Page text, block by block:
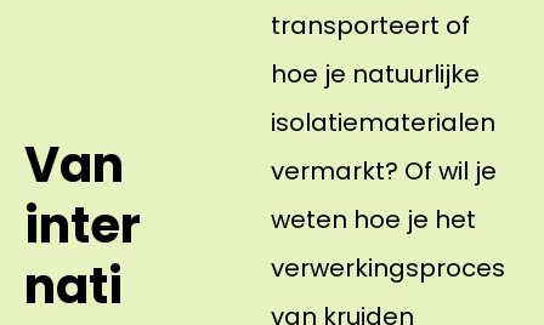
Van
inter
nati
transporteert of
hoe je natuurlijke
isolatiematerialen
vermarkt? Of wil je
weten hoe je het
verwerkingsproces
van kruiden